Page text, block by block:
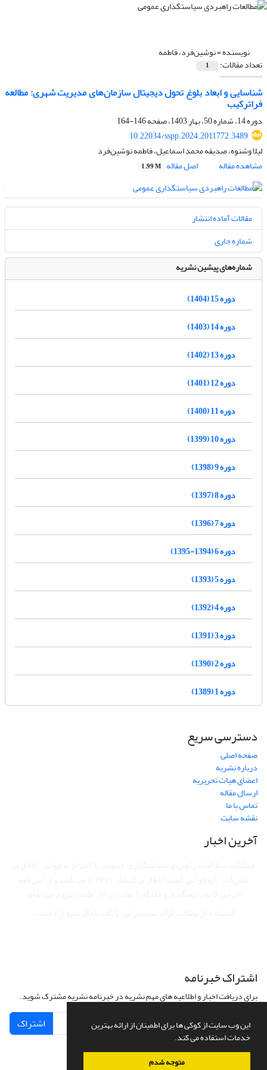
این وب سایت از کوکی ها برای اطمینان از ارائه بهترین
خدمات استفاده می کند.
متوجه شدم
نویسنده =نوشین‌فرد، فاطمه
تعداد مقالات: 1
شناسایی و ابعاد بلوغ تحول دیجیتال سازمان‌های مدیریت شهری: مطالعه
فراترکیب
دوره 14، شماره 50، بهار 1403، صفحه
146-164
10.22034/sspp.2024.2011772.3489
لیلا وشنوه، صدیقه محمد اسماعیل، فاطمه نوشین‌فرد
مشاهده مقاله
اصل مقاله 1.99 M
مقالات آماده انتشار
شماره جاری
شماره‌های پیشین نشریه
دوره 15 (1404)
دوره 14 (1403)
دوره 13 (1402)
دوره 12 (1401)
دوره 11 (1400)
دوره 10 (1399)
دوره 9 (1398)
دوره 8 (1397)
دوره 7 (1396)
دوره 6 (1394-1395)
دوره 5 (1393)
دوره 4 (1392)
دوره 3 (1391)
دوره 2 (1390)
دوره 1 (1389)
دسترسی سریع
صفحه اصلی
درباره نشریه
اعضای هیات تحریریه
ارسال مقاله
تماس با ما
نقشه سایت
آخرین اخبار
اشتراک خبرنامه
برای دریافت اخبار و اطلاعیه های مهم نشریه در خبرنامه نشریه مشترک شوید.
اشتراک